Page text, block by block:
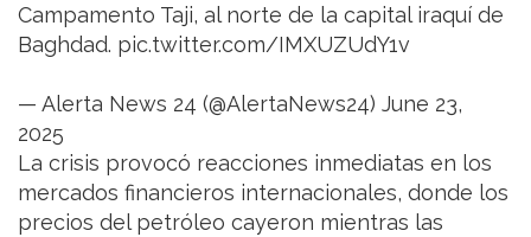
Campamento Taji, al norte de la capital iraquí de
Baghdad. pic.twitter.com/IMXUZUdY1v
— Alerta News 24 (@AlertaNews24) June 23,
2025
La crisis provocó reacciones inmediatas en los
mercados financieros internacionales, donde los
precios del petróleo cayeron mientras las